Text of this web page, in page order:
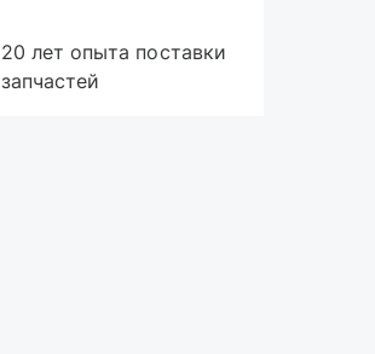
20 лет опыта поставки
запчастей